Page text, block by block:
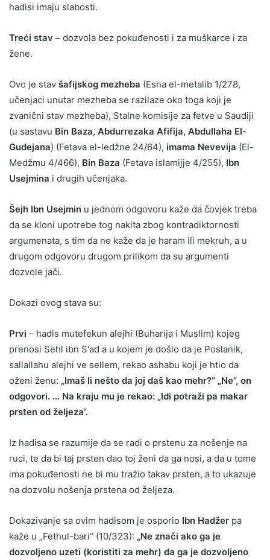
hadisi imaju slabosti.
Treći stav – dozvola bez pokuđenosti i za muškarce i za
žene.
Ovo je stav šafijskog mezheba (Esna el-metalib 1/278,
učenjaci unutar mezheba se razilaze oko toga koji je
zvanični stav mezheba), Stalne komisije za fetve u Saudiji
(u sastavu Bin Baza, Abdurrezaka Afifija, Abdullaha El-
Gudejana) (Fetava el-ledžne 24/64), imama Nevevija (El-
Medžmu 4/466), Bin Baza (Fetava islamijje 4/255), Ibn
Usejmina i drugih učenjaka.
Šejh Ibn Usejmin u jednom odgovoru kaže da čovjek treba
da se kloni upotrebe tog nakita zbog kontradiktornosti
argumenata, s tim da ne kaže da je haram ili mekruh, a u
drugom odgovoru drugom prilikom da su argumenti
dozvole jači.
Dokazi ovog stava su:
Prvi – hadis mutefekun alejhi (Buharija i Muslim) kojeg
prenosi Sehl ibn S'ad a u kojem je došlo da je Poslanik,
sallallahu alejhi ve sellem, rekao ashabu koji je htio da
oženi ženu: „Imaš li nešto da joj daš kao mehr?“ „Ne“, on
odgovori. … Na kraju mu je rekao: „Idi potraži pa makar
prsten od željeza“.
Iz hadisa se razumije da se radi o prstenu za nošenje na
ruci, te da bi taj prsten dao toj ženi da ga nosi, a da u tome
ima pokuđenosti ne bi mu tražio takav prsten, a to ukazuje
na dozvolu nošenja prstena od željeza.
Dokazivanje sa ovim hadisom je osporio Ibn Hadžer pa
kaže u „Fethul-bari“ (10/323): „Ne znači ako ga je
dozvoljeno uzeti (koristiti za mehr) da ga je dozvoljeno